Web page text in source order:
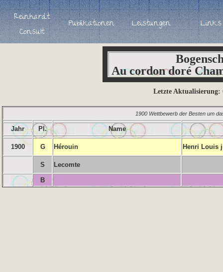
Au cordon doré
Letzte Aktualisierung:
1900 Wettbewerb der Besten um
Jahr Pl. Name
1900 G Hérouin Henri Louis
S Lecomte
B